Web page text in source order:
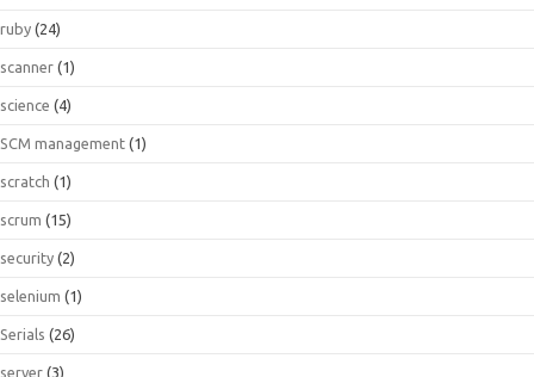
ruby (24)
scanner (1)
science (4)
SCM management (1)
scratch (1)
scrum (15)
security (2)
selenium (1)
Serials (26)
server (3)